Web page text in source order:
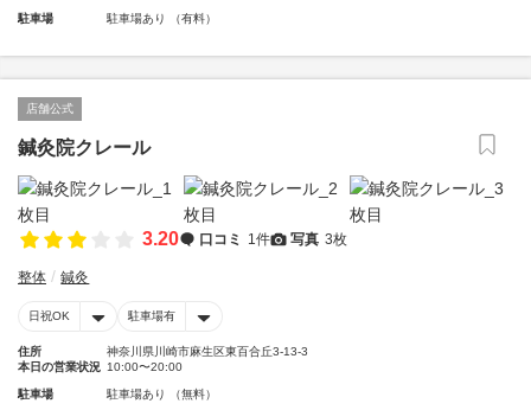
駐車場 駐車場あり （有料）
店舗公式
鍼灸院クレール
3.20 口コミ 1件 写真 3枚
整体 鍼灸
日祝OK 駐車場有
住所
神奈川県川崎市麻生区東百合丘3-13-3
本日の営業状況 10:00〜20:00
駐車場 駐車場あり （無料）